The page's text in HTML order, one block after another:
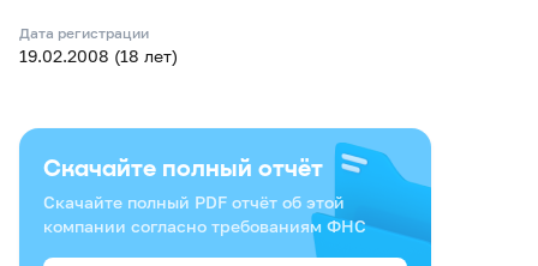
Дата регистрации
19.02.2008 (18 лет)
Скачайте полный отчёт
Скачайте полный PDF отчёт об этой
компании согласно требованиям ФНС